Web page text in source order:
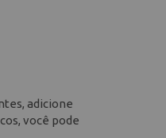
adicione
você pode